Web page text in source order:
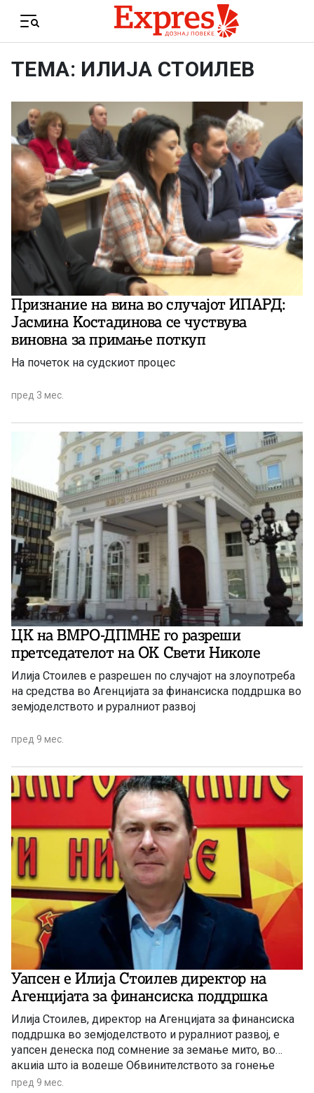
Menu
ТЕМА: ИЛИЈА СТОИЛЕВ
Признание на вина во случајот ИПАРД:
Jасмина Kостадинова се чуствува
виновна за примање поткуп
На почеток на судскиот процес
пред 3 мес.
ЦК на ВМРО-ДПМНЕ го разреши
претседателот на ОК Свети Николе
Илија Стоилев е разрешен по случајот на злоупотреба
на средства во Агенцијата за финансиска поддршка во
земјоделството и руралниот развој
пред 9 мес.
Уапсен е Илија Стоилев директор на
Агенцијата за финансиска поддршка
Илија Стоилев, директор на Агенцијата за финансиска
поддршка во земјоделството и руралниот развој, е
уапсен денеска под сомнение за земање мито, во
акција што ја водеше Обвинителството за гонење
организиран криминал и корупција (ОЈО ГОКК) .
пред 9 мес.